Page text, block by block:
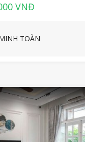
VNĐ
TOÀN